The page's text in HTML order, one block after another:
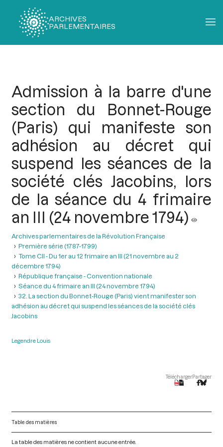
ARCHIVES
PARLEMENTAIRES
Admission à la barre d'une
section du Bonnet-Rouge
(Paris) qui manifeste son
adhésion au décret qui
suspend les séances de la
société clés Jacobins, lors
de la séance du 4 frimaire
an III (24 novembre 1794)
Archives parlementaires de la Révolution Française
Première série (1787-1799)
Tome CII - Du 1er au 12 frimaire an III (21 novembre au 2
décembre 1794)
République française - Convention nationale
Séance du 4 frimaire an III (24 novembre 1794)
32. La section du Bonnet-Rouge (Paris) vient manifester son
adhésion au décret qui suspend les séances de la société clés
Jacobins
Legendre Louis
TéléchargerPartager
Table des matières
La table des matières ne contient aucune entrée.